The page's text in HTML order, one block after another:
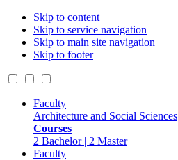
Skip to content
Skip to service navigation
Skip to main site navigation
Skip to footer
Faculty
Architecture and Social Sciences
Courses
2 Bachelor | 2 Master
Faculty